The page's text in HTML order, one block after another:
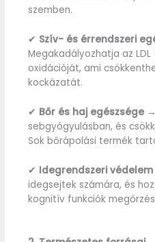
szemben.
✔ Szív- és érrendszeri
Megakadályozhatja az LDL
oxidációját, ami
kockázatát.
✔ Bőr és haj egészsége
sebgyógyulásban, és
Sok bőrápolási termék
✔ Idegrendszeri védelem
idegsejtek számára, és
kognitív funkciók